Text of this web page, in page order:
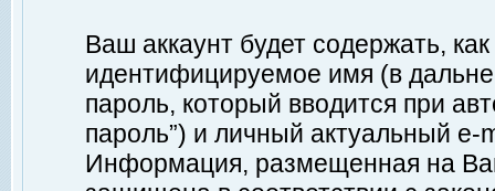
Ваш аккаунт будет содержать,
идентифицируемое имя (в
пароль, который вводится при
пароль”) и личный актуальный
Информация, размещенная на